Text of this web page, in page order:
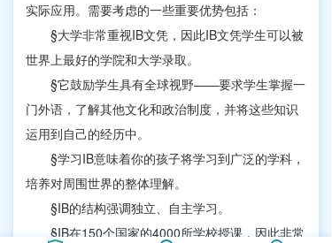
实际应用。需要考虑的一些重要优势包括：
§大学非常重视IB文凭，因此IB文凭学生可以被
世界上最好的学院和大学录取。
§它鼓励学生具有全球视野——要求学生掌握一
门外语，了解其他文化和政治制度，并将这些知识
运用到自己的经历中。
§学习IB意味着你的孩子将学习到广泛的学科，
培养对周围世界的整体理解。
§IB的结构强调独立、自主学习。
§IB在150个国家的4000所学校授课，因此非常